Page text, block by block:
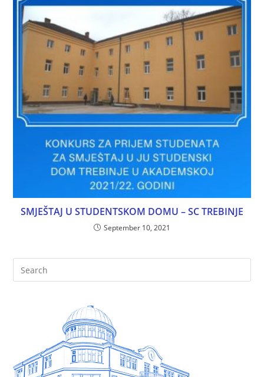
SMJEŠTAJ U STUDENTSKOM DOMU – SC TREBINJE
September 10, 2021